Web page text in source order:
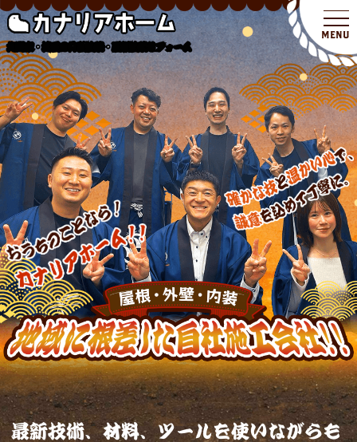
北関東・埼玉の外壁塗装・屋根塗装リフォーム
最新技術、材料、ツールを使いながらも